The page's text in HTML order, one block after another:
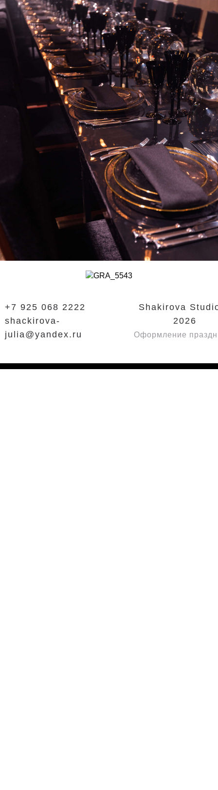
+7 925 068 2222
shackirova-
julia@yandex.ru
Shakirova
2026
Оформление